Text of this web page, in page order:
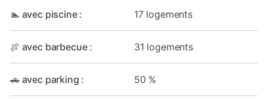
🏊 avec piscine : 17 logements
🍖 avec barbecue : 31 logements
🚗 avec parking : 50 %